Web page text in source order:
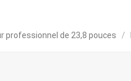
professionnel de 23,8 pouces /